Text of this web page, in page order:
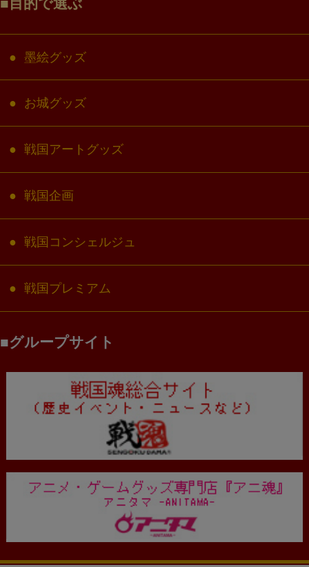
目的で選ぶ
墨絵グッズ
お城グッズ
戦国アートグッズ
戦国企画
戦国コンシェルジュ
戦国プレミアム
グループサイト